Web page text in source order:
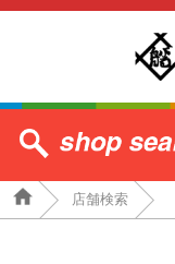
店舗検索